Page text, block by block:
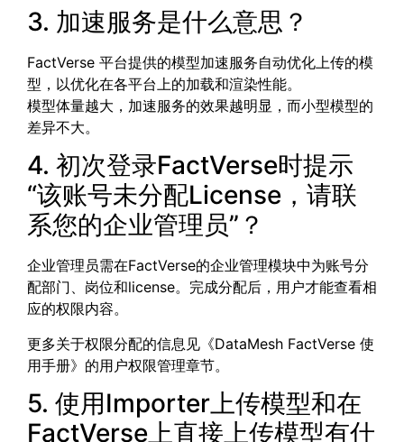
3. 加速服务是什么意思？
FactVerse 平台提供的模型加速服务自动优化上传的模
型，以优化在各平台上的加载和渲染性能。
模型体量越大，加速服务的效果越明显，而小型模型的
差异不大。
4. 初次登录FactVerse时提示
“该账号未分配License，请联
系您的企业管理员”？
企业管理员需在FactVerse的企业管理模块中为账号分
配部门、岗位和license。完成分配后，用户才能查看相
应的权限内容。
更多关于权限分配的信息见《DataMesh FactVerse 使
用手册》的用户权限管理章节。
5. 使用Importer上传模型和在
FactVerse上直接上传模型有什